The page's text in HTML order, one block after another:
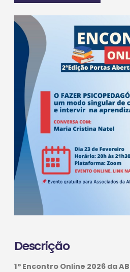
Descrição
1º Encontro Online 2026 da